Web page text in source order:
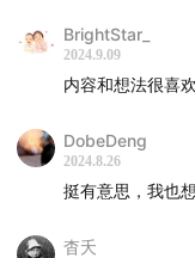
关注两个大事件：
引发了关于言论
然后，让我们一同随
在八月热浪中，
最后，来看台区休
BrightStar_
2024.9.09
内容和想法很喜
DobeDeng
2024.8.26
挺有意思，我也
杳夭